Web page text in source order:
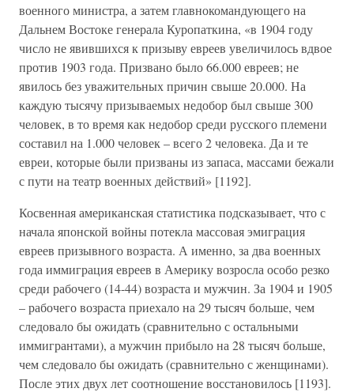
военного министра, а затем главнокомандующего на
Дальнем Востоке генерала Куропаткина, «в 1904 году
число не явившихся к призыву евреев увеличилось вдвое
против 1903 года. Призвано было 66.000 евреев; не
явилось без уважительных причин свыше 20.000. На
каждую тысячу призываемых недобор был свыше 300
человек, в то время как недобор среди русского племени
составил на 1.000 человек – всего 2 человека. Да и те
евреи, которые были призваны из запаса, массами бежали
с пути на театр военных действий» [1192].
Косвенная американская статистика подсказывает, что с
начала японской войны потекла массовая эмиграция
евреев призывного возраста. А именно, за два военных
года иммиграция евреев в Америку возросла особо резко
среди рабочего (14-44) возраста и мужчин. За 1904 и 1905
– рабочего возраста приехало на 29 тысяч больше, чем
следовало бы ожидать (сравнительно с остальными
иммигрантами), а мужчин прибыло на 28 тысяч больше,
чем следовало бы ожидать (сравнительно с женщинами).
После этих двух лет соотношение восстановилось [1193].